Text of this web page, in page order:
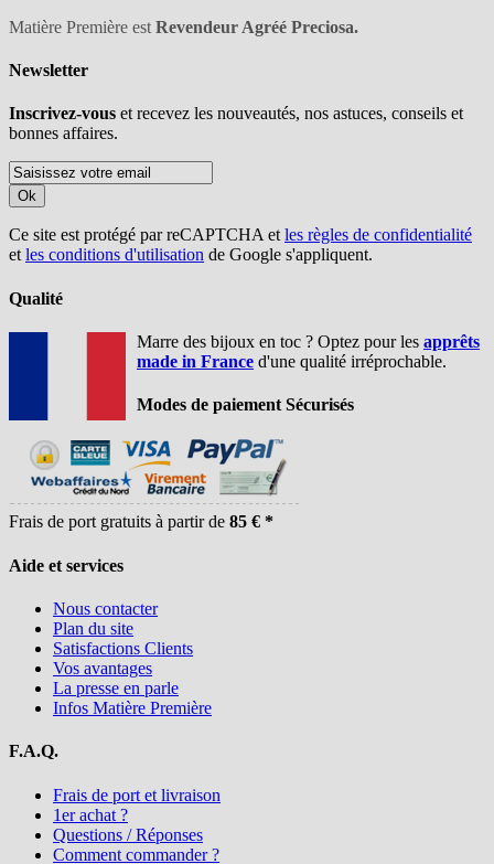
Matière Première est Revendeur Agréé Preciosa.
Newsletter
Inscrivez-vous et recevez les nouveautés, nos astuces, conseils et
bonnes affaires.
Ok
Ce site est protégé par reCAPTCHA etles règles de confidentialité
etles conditions d'utilisation de Google s'appliquent.
Qualité
Marre des bijoux en toc ? Optez pour les apprêts
made in France d'une qualité irréprochable.
Modes de paiement Sécurisés
Frais de port gratuits à partir de 85 € *
Aide et services
Nous contacter
Plan du site
Satisfactions Clients
Vos avantages
La presse en parle
Infos Matière Première
F.A.Q.
Frais de port et livraison
1er achat ?
Questions / Réponses
Comment commander ?